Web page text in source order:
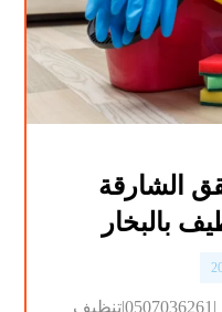
الشارقة
شركة تنظيف شقق الشارقة |0507036261|تنظيف